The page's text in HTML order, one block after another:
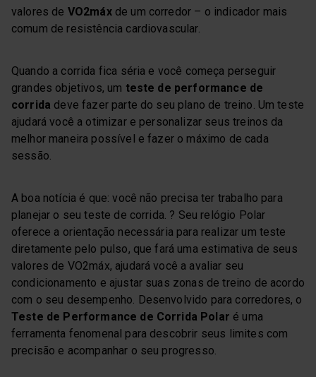
valores de VO2máxde um corredor – o indicador mais
comum de resistência cardiovascular.
Quando a corrida fica séria e você começa perseguir
grandes objetivos, um teste de performance de
corrida deve fazer parte do seu plano de treino. Um teste
ajudará você a otimizar e personalizar seus treinos da
melhor maneira possível e fazer o máximo de cada
sessão.
A boa notícia é que: você não precisa ter trabalho para
planejar o seu teste de corrida. ? Seu relógio Polar
oferece a orientação necessária para realizar um teste
diretamente pelo pulso, que fará uma estimativa de seus
valores de VO2máx, ajudará você a avaliar seu
condicionamento e ajustar suas zonas de treino de acordo
com o seu desempenho. Desenvolvido para corredores, o
Teste de Performance de Corrida Polar é uma
ferramenta fenomenal para descobrir seus limites com
precisão e acompanhar o seu progresso.